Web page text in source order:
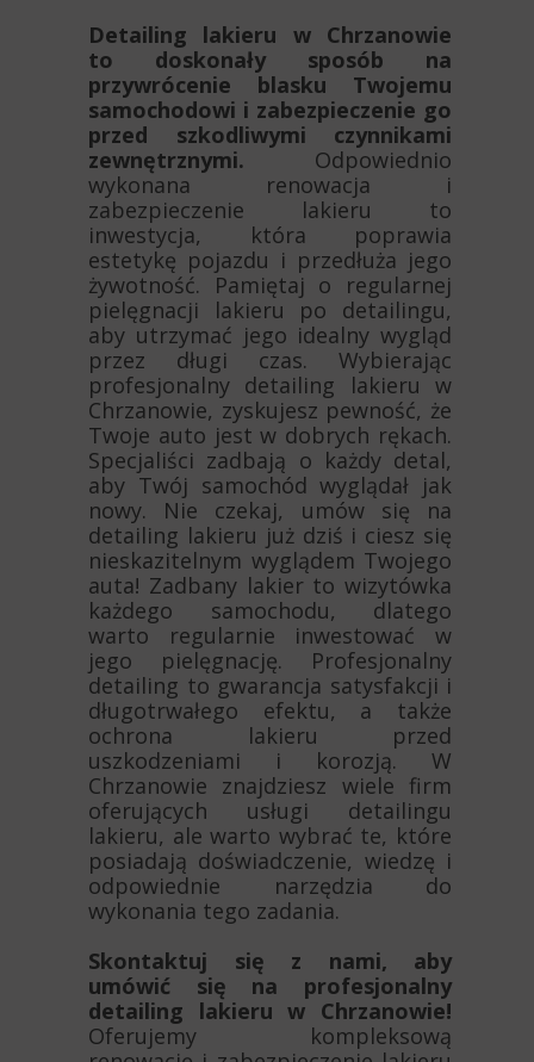
Detailing lakieru w Chrzanowie
to doskonały sposób na
przywrócenie blasku Twojemu
samochodowi i zabezpieczenie go
przed szkodliwymi czynnikami
zewnętrznymi. Odpowiednio
wykonana renowacja i
zabezpieczenie lakieru to
inwestycja, która poprawia
estetykę pojazdu i przedłuża jego
żywotność. Pamiętaj o regularnej
pielęgnacji lakieru po detailingu,
aby utrzymać jego idealny wygląd
przez długi czas. Wybierając
profesjonalny detailing lakieru w
Chrzanowie, zyskujesz pewność, że
Twoje auto jest w dobrych rękach.
Specjaliści zadbają o każdy detal,
aby Twój samochód wyglądał jak
nowy. Nie czekaj, umów się na
detailing lakieru już dziś i ciesz się
nieskazitelnym wyglądem Twojego
auta! Zadbany lakier to wizytówka
każdego samochodu, dlatego
warto regularnie inwestować w
jego pielęgnację. Profesjonalny
detailing to gwarancja satysfakcji i
długotrwałego efektu, a także
ochrona lakieru przed
uszkodzeniami i korozją. W
Chrzanowie znajdziesz wiele firm
oferujących usługi detailingu
lakieru, ale warto wybrać te, które
posiadają doświadczenie, wiedzę i
odpowiednie narzędzia do
wykonania tego zadania.
Skontaktuj się z nami, aby
umówić się na profesjonalny
detailing lakieru w Chrzanowie!
Oferujemy kompleksową